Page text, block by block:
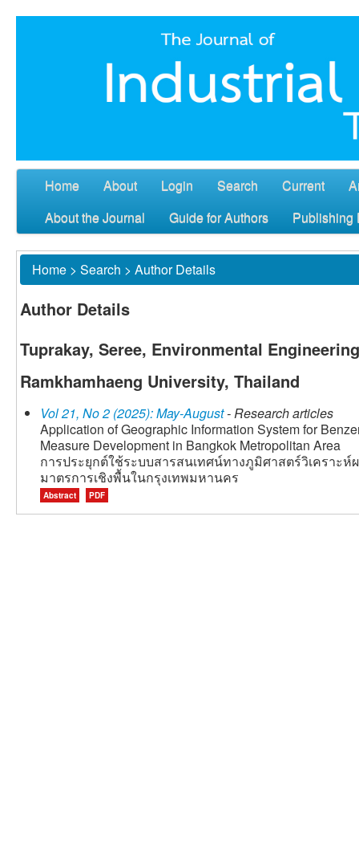
Home About Login Search Current
About the Journal
Guide for Authors Publishing
Home > Search > Author Details
Author Details
Tuprakay, Seree, Environmental
Ramkhamhaeng University, Thailand
Vol 21, No 2 (2025): May-August- Research articles
Application of Geographic Information System for
Measure Development in Bangkok Metropolitan Area
การประยุกต์ใช้ระบบสารสนเทศน์ทางภูมิศาสตร์วิเคราะ
มาตรการเชิงพื้นในกรุงเทพมหานคร
Abstract PDF